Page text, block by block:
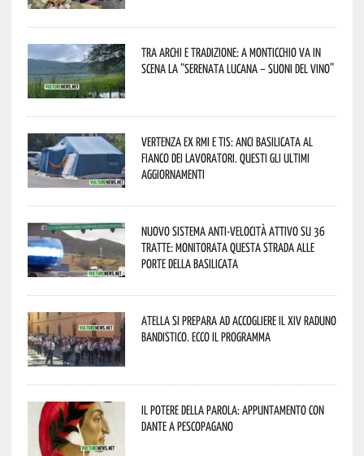
Tra archi e tradizione: a Monticchio va in
scena la “Serenata lucana – suoni del vino”
Vertenza ex RMI e TIS: ANCI Basilicata al
fianco dei lavoratori. Questi gli ultimi
aggiornamenti
Nuovo sistema anti-velocità attivo su 36
tratte: monitorata questa strada alle
porte della Basilicata
Atella si prepara ad accogliere il XIV Raduno
Bandistico. Ecco il programma
Il Potere della parola: appuntamento con
Dante a Pescopagano